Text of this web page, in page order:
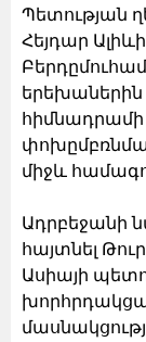
Պետության
Հեյդար
երեխաներին
միջև
Ադրբեջանի
հայտնել
Ասիայի